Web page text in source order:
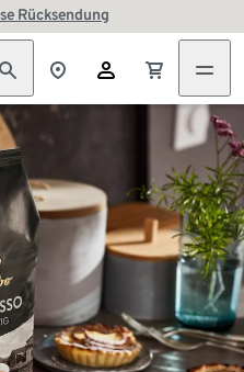
Rücksendung